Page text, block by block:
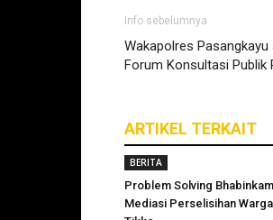
Info sebelumnya
Wakapolres
Forum Konsultasi Publik
ARTIKEL TERKAIT
BERITA
Problem Solving
Mediasi Perselisihan